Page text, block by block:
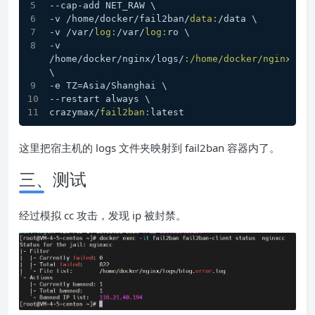
--cap-add NET_RAW \
-v /home/docker/fail2ban/data: /data \
-v /var/log: /var/log: ro \
-v
/home/docker/nginx/logs/ :/home/docker/nginx/
\
-e TZ=Asia/Shanghai \
--restart always \
crazymax/fail2ban: latest
这里把宿主机的 logs 文件夹映射到 fail2ban 容器内了。
三、测试
经过模拟 cc 攻击，发现 ip 被封禁。